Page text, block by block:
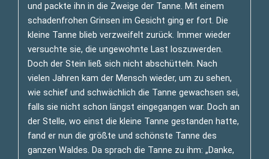
und packte ihn in die Zweige der Tanne. Mit einem
schadenfrohen Grinsen im Gesicht ging er fort. Die
kleine Tanne blieb verzweifelt zurück. Immer wieder
versuchte sie, die ungewohnte Last loszuwerden.
Doch der Stein ließ sich nicht abschütteln. Nach
vielen Jahren kam der Mensch wieder, um zu sehen,
wie schief und schwächlich die Tanne gewachsen sei,
falls sie nicht schon längst eingegangen war. Doch an
der Stelle, wo einst die kleine Tanne gestanden hatte,
fand er nun die größte und schönste Tanne des
ganzen Waldes. Da sprach die Tanne zu ihm: „Danke,